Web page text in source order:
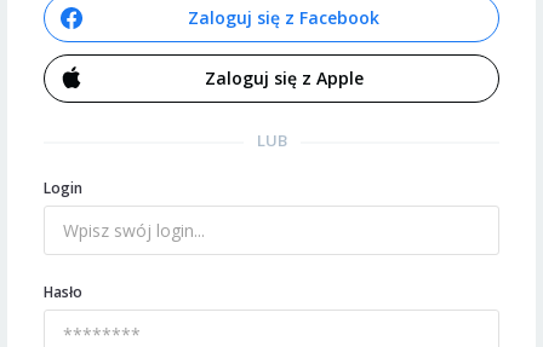
Zaloguj się z Facebook
Zaloguj się z Apple
LUB
Login
Hasło